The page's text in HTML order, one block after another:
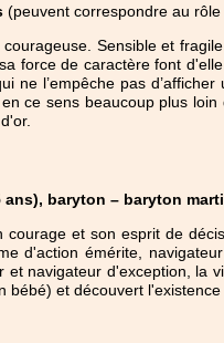
(peuvent correspondre au
Sensible et
force de caractère font
ne l’empêche pas
ce sens beaucoup plus
ans), baryton – baryton
courage et son esprit de
d'action émérite,
et navigateur d'exception, la
bébé) et découvert